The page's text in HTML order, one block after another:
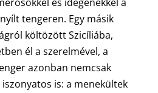
tengeren. Egy másik
költözött Szicíliába,
él a szerelmével, a
azonban nemcsak
is: a menekültek